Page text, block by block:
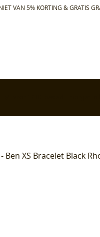
VAN 5% KORTING & GRATIS
Ben XS Bracelet Black